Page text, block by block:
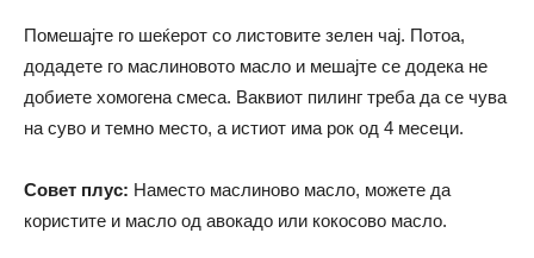
Помешајте го шеќерот со листовите зелен чај. Потоа,
додадете го маслиновото масло и мешајте се додека не
добиете хомогена смеса. Ваквиот пилинг треба да се чува
на суво и темно место, а истиот има рок од 4 месеци.
Совет плус: Наместо маслиново масло, можете да
користите и масло од авокадо или кокосово масло.